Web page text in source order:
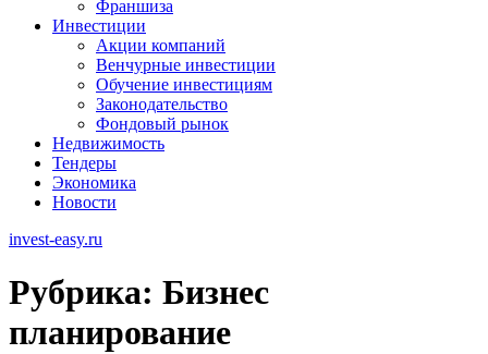
Франшиза
Инвестиции
Акции компаний
Венчурные инвестиции
Обучение инвестициям
Законодательство
Фондовый рынок
Недвижимость
Тендеры
Экономика
Новости
invest-easy.ru
Рубрика: Бизнес
планирование